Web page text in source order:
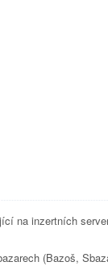
na inzertních
(Bazoš,